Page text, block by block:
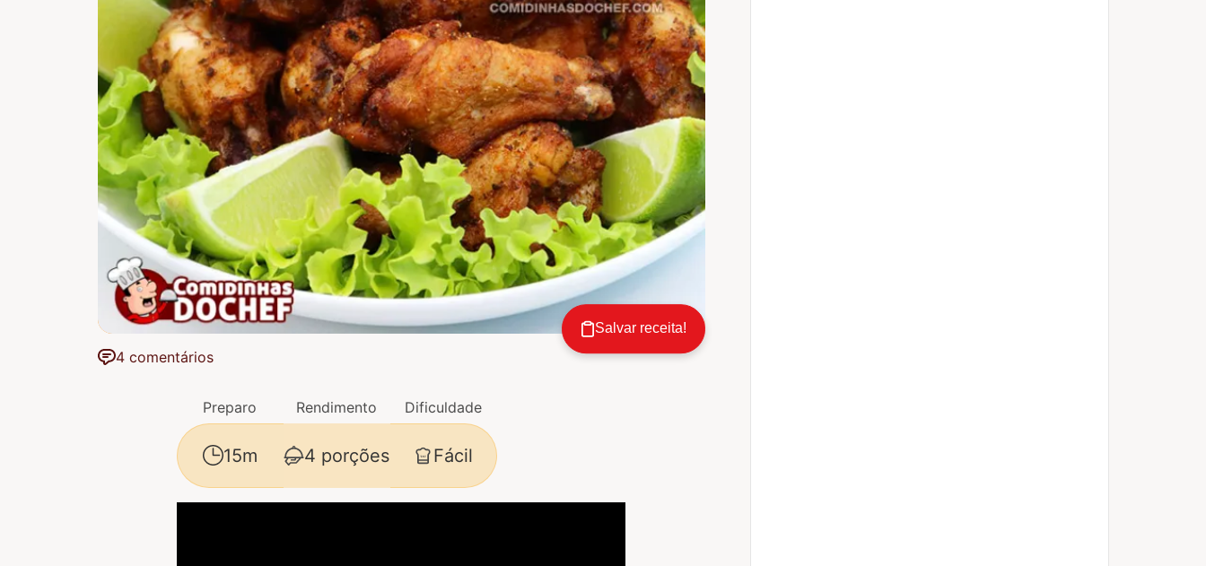
4 comentários
Salvar receita!
Preparo Rendimento Dificuldade
15m 4 porções Fácil